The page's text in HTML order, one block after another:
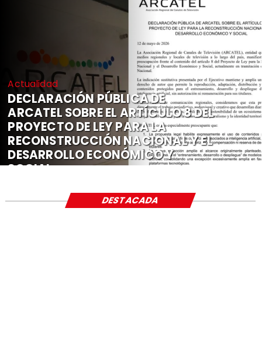
Actualidad
DECLARACIÓN PÚBLICA DE
ARCATEL SOBRE EL ARTÍCULO 8 DEL
PROYECTO DE LEY PARA LA
RECONSTRUCCIÓN NACIONAL Y EL
DESARROLLO ECONÓMICO Y
SOCIAL
DESTACADA